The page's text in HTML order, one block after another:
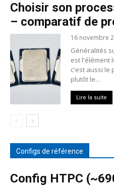
Choisir son
– comparatif de
16 novembre
Généralités
est l'élément
c'est aussi le
plutôt le...
Lire la suite
Configs de référence
Config HTPC